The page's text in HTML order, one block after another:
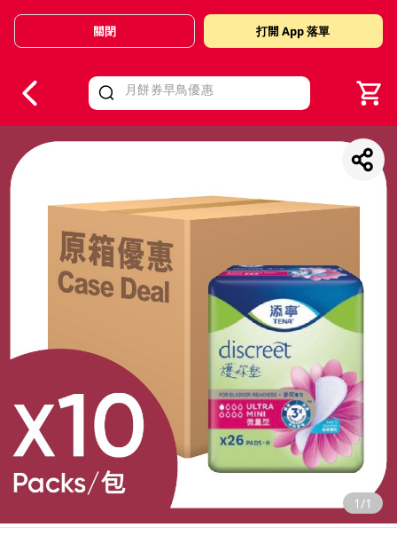
Valid Until 30 June 2026
關閉 打開 App 落單
1/1